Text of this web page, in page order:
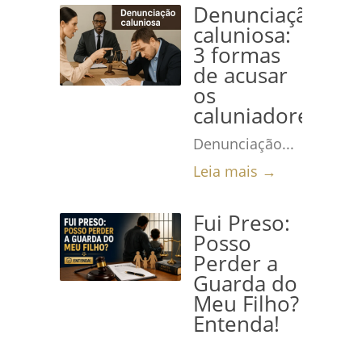
Denunciação
caluniosa:
3 formas
de acusar
os
caluniadores
Denunciação...
Leia mais →
Fui Preso:
Posso
Perder a
Guarda do
Meu Filho?
Entenda!